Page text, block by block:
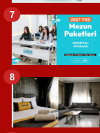
7
8